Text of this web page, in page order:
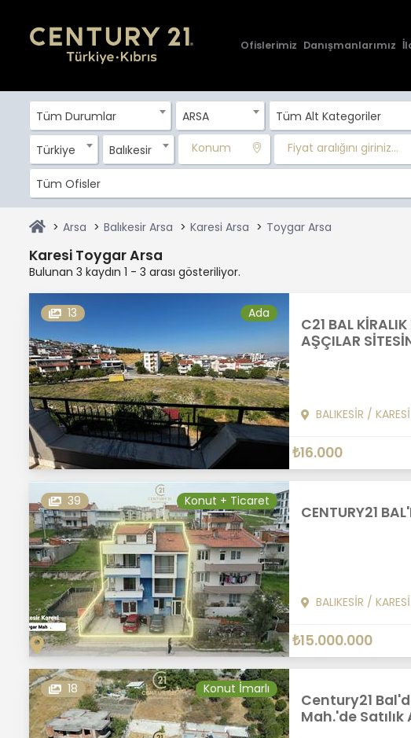
Ofislerimiz Danışmanlarımız
Tüm Durumlar ARSA Tüm Alt Kategoriler
Türkiye Balıkesir Konum Fiyat aralığını giriniz...
Tüm Ofisler
Arsa Balıkesir Arsa Karesi Arsa Toygar Arsa
Karesi Toygar Arsa
Bulunan 3 kaydın 1 - 3 arası gösteriliyor.
13 Ada
C21 BAL
AŞÇILAR
BALIKESİR / KARESİ
₺16.000
39 Konut + Ticaret
CENTURY21
BALIKESİR / KARESİ
₺15.000.000
18 Konut İmarlı
Century21
Mah.'de